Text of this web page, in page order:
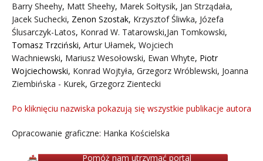
Barry Sheehy, Matt Sheehy, Marek Sołtysik, Jan Strządała,
Jacek Suchecki, Zenon Szostak, Krzysztof Śliwka, Józefa
Ślusarczyk-Latos, Konrad W. Tatarowski,Jan Tomkowski,
Tomasz Trzciński, Artur Ułamek, Wojciech
Wachniewski, Mariusz Wesołowski, Ewan Whyte, Piotr
Wojciechowski, Konrad Wojtyła, Grzegorz Wróblewski, Joanna
Ziembińska - Kurek, Grzegorz Zientecki
Po kliknięciu nazwiska pokazują się wszystkie publikacje autora
Opracowanie graficzne: Hanka Kościelska
Pomóż nam utrzymać portal